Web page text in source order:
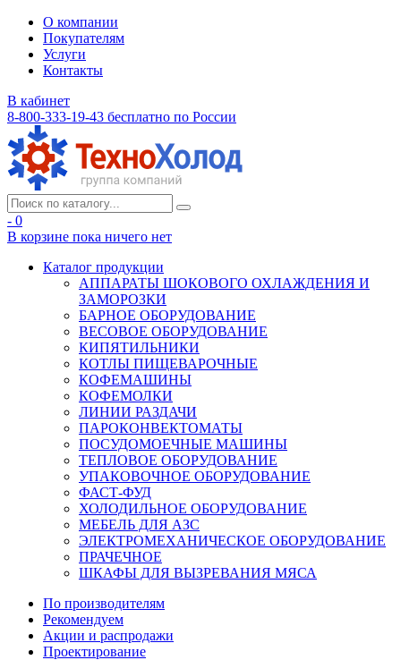
О компании
Покупателям
Услуги
Контакты
В кабинет
8-800-333-19-43 бесплатно по России
- 0
В корзине пока ничего нет
Каталог продукции
АППАРАТЫ ШОКОВОГО ОХЛАЖДЕНИЯ И
ЗАМОРОЗКИ
БАРНОЕ ОБОРУДОВАНИЕ
ВЕСОВОЕ ОБОРУДОВАНИЕ
КИПЯТИЛЬНИКИ
КОТЛЫ ПИЩЕВАРОЧНЫЕ
КОФЕМАШИНЫ
КОФЕМОЛКИ
ЛИНИИ РАЗДАЧИ
ПАРОКОНВЕКТОМАТЫ
ПОСУДОМОЕЧНЫЕ МАШИНЫ
ТЕПЛОВОЕ ОБОРУДОВАНИЕ
УПАКОВОЧНОЕ ОБОРУДОВАНИЕ
ФАСТ-ФУД
ХОЛОДИЛЬНОЕ ОБОРУДОВАНИЕ
МЕБЕЛЬ ДЛЯ АЗС
ЭЛЕКТРОМЕХАНИЧЕСКОЕ ОБОРУДОВАНИЕ
ПРАЧЕЧНОЕ
ШКАФЫ ДЛЯ ВЫЗРЕВАНИЯ МЯСА
По производителям
Рекомендуем
Акции и распродажи
Проектирование